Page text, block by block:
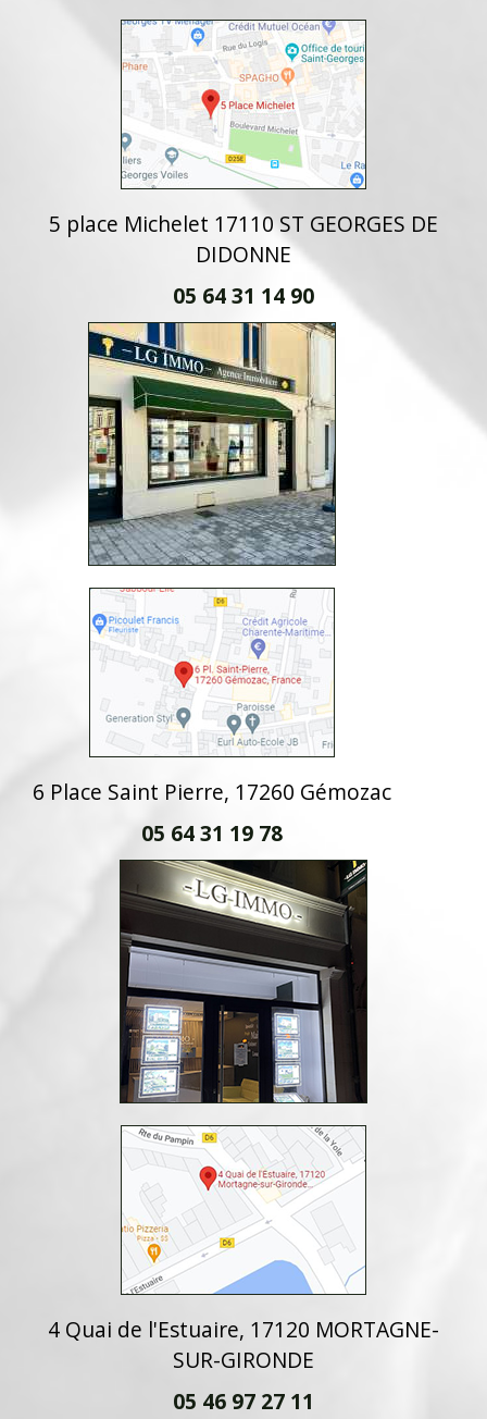
5 place Michelet 17110 ST GEORGES DE
DIDONNE
05 64 31 14 90
6 Place Saint Pierre, 17260 Gémozac
05 64 31 19 78
4 Quai de l'Estuaire, 17120 MORTAGNE-
SUR-GIRONDE
05 46 97 27 11